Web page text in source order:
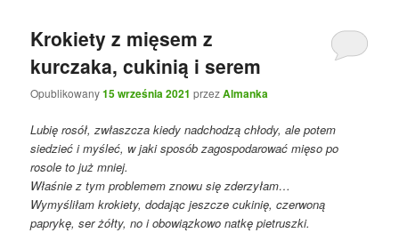
Krokiety z mięsem z
kurczaka, cukinią i serem
Opublikowany15 września 2021 przezAlmanka
Lubię rosół, zwłaszcza kiedy nadchodzą chłody, ale potem
siedzieć i myśleć, w jaki sposób zagospodarować mięso po
rosole to już mniej.
Właśnie z tym problemem znowu się zderzyłam…
Wymyśliłam krokiety, dodając jeszcze cukinię, czerwoną
paprykę, ser żółty, no i obowiązkowo natkę pietruszki.